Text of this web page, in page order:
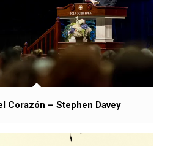
Corazón – Stephen Davey